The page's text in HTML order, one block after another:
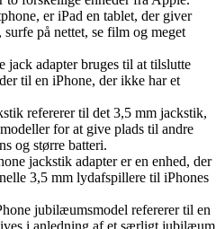
er iPad en tablet, der giver
på nettet, se film og meget
jack adapter bruges til at tilslutte
til en iPhone, der ikke har et
refererer til det 3,5 mm jackstik,
for at give plads til andre
og større batteri.
jackstik adapter er en enhed, der
3,5 mm lydafspillere til iPhones
jubilæumsmodel refererer til en
i anledning af et særligt jubilæum